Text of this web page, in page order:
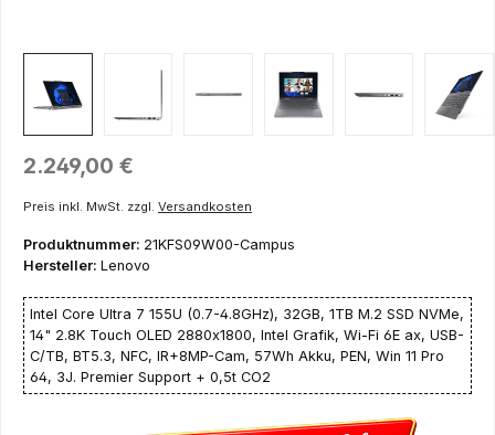
Regulärer Preis:
2.249,00 €
Preis inkl. MwSt. zzgl. Versandkosten
Produktnummer: 21KFS09W00-Campus
Hersteller: Lenovo
Intel Core Ultra 7 155U (0.7-4.8GHz), 32GB, 1TB M.2 SSD NVMe,
14" 2.8K Touch OLED 2880x1800, Intel Grafik, Wi-Fi 6E ax, USB-
C/TB, BT5.3, NFC, IR+8MP-Cam, 57Wh Akku, PEN, Win 11 Pro
64, 3J. Premier Support + 0,5t CO2